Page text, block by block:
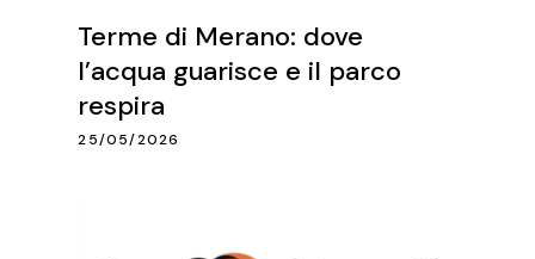
Terme di Merano: dove
l’acqua guarisce e il parco
respira
25/05/2026